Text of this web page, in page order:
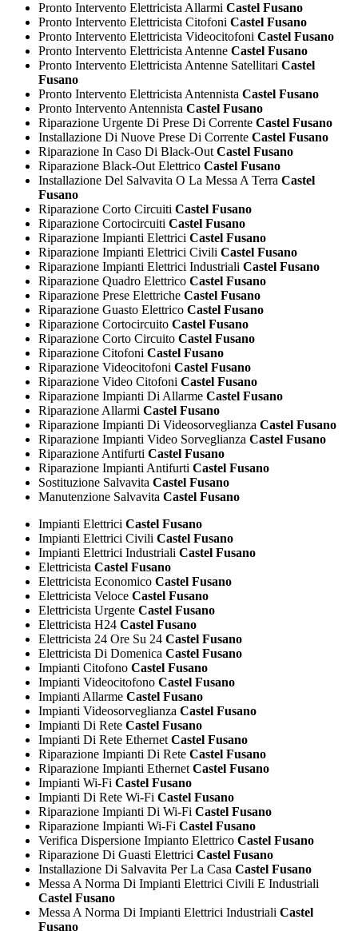
Pronto Intervento Elettricista Allarmi Castel Fusano
Pronto Intervento Elettricista Citofoni Castel Fusano
Pronto Intervento Elettricista Videocitofoni Castel Fusano
Pronto Intervento Elettricista Antenne Castel Fusano
Pronto Intervento Elettricista Antenne Satellitari Castel
Fusano
Pronto Intervento Elettricista Antennista Castel Fusano
Pronto Intervento Antennista Castel Fusano
Riparazione Urgente Di Prese Di Corrente Castel Fusano
Installazione Di Nuove Prese Di Corrente Castel Fusano
Riparazione In Caso Di Black-Out Castel Fusano
Riparazione Black-Out Elettrico Castel Fusano
Installazione Del Salvavita O La Messa A Terra Castel
Fusano
Riparazione Corto Circuiti Castel Fusano
Riparazione Cortocircuiti Castel Fusano
Riparazione Impianti Elettrici Castel Fusano
Riparazione Impianti Elettrici Civili Castel Fusano
Riparazione Impianti Elettrici Industriali Castel Fusano
Riparazione Quadro Elettrico Castel Fusano
Riparazione Prese Elettriche Castel Fusano
Riparazione Guasto Elettrico Castel Fusano
Riparazione Cortocircuito Castel Fusano
Riparazione Corto Circuito Castel Fusano
Riparazione Citofoni Castel Fusano
Riparazione Videocitofoni Castel Fusano
Riparazione Video Citofoni Castel Fusano
Riparazione Impianti Di Allarme Castel Fusano
Riparazione Allarmi Castel Fusano
Riparazione Impianti Di Videosorveglianza Castel Fusano
Riparazione Impianti Video Sorveglianza Castel Fusano
Riparazione Antifurti Castel Fusano
Riparazione Impianti Antifurti Castel Fusano
Sostituzione Salvavita Castel Fusano
Manutenzione Salvavita Castel Fusano
Impianti Elettrici Castel Fusano
Impianti Elettrici Civili Castel Fusano
Impianti Elettrici Industriali Castel Fusano
Elettricista Castel Fusano
Elettricista Economico Castel Fusano
Elettricista Veloce Castel Fusano
Elettricista Urgente Castel Fusano
Elettricista H24 Castel Fusano
Elettricista 24 Ore Su 24 Castel Fusano
Elettricista Di Domenica Castel Fusano
Impianti Citofono Castel Fusano
Impianti Videocitofono Castel Fusano
Impianti Allarme Castel Fusano
Impianti Videosorveglianza Castel Fusano
Impianti Di Rete Castel Fusano
Impianti Di Rete Ethernet Castel Fusano
Riparazione Impianti Di Rete Castel Fusano
Riparazione Impianti Ethernet Castel Fusano
Impianti Wi-Fi Castel Fusano
Impianti Di Rete Wi-Fi Castel Fusano
Riparazione Impianti Di Wi-Fi Castel Fusano
Riparazione Impianti Wi-Fi Castel Fusano
Verifica Dispersione Impianto Elettrico Castel Fusano
Riparazione Di Guasti Elettrici Castel Fusano
Installazione Di Salvavita Per La Casa Castel Fusano
Messa A Norma Di Impianti Elettrici Civili E Industriali
Castel Fusano
Messa A Norma Di Impianti Elettrici Industriali Castel
Fusano